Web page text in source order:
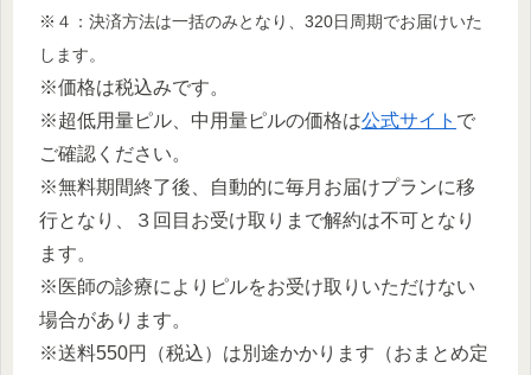
※４：決済方法は一括のみとなり、320日周期でお届けいた
します。
※価格は税込みです。
※超低用量ピル、中用量ピルの価格は公式サイト で
ご確認ください。
※無料期間終了後、自動的に毎月お届けプランに移
行となり、３回目お受け取りまで解約は不可となり
ます。
※医師の診療によりピルをお受け取りいただけない
場合があります。
※送料550円（税込）は別途かかります（おまとめ定